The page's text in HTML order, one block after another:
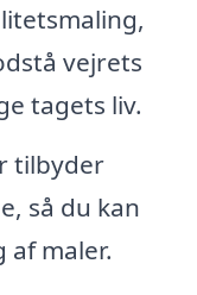
vejrets
tagets liv.
tilbyder
så du kan
af maler.